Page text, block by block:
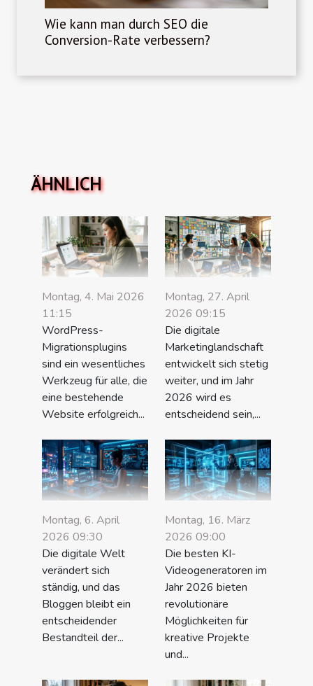
Wie kann man durch SEO die
Conversion-Rate verbessern?
ÄHNLICH
Montag, 4. Mai 2026
11:15
WordPress-
Migrationsplugins
sind ein wesentliches
Werkzeug für alle, die
eine bestehende
Website erfolgreich...
Montag, 27. April
2026 09:15
Die digitale
Marketinglandschaft
entwickelt sich stetig
weiter, und im Jahr
2026 wird es
entscheidend sein,...
Montag, 6. April
2026 09:30
Die digitale Welt
verändert sich
ständig, und das
Bloggen bleibt ein
entscheidender
Bestandteil der...
Montag, 16. März
2026 09:00
Die besten KI-
Videogeneratoren im
Jahr 2026 bieten
revolutionäre
Möglichkeiten für
kreative Projekte
und...